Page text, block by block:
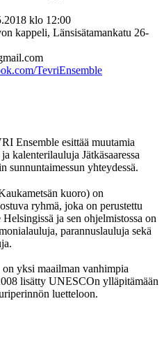
klo 12:00
kappeli, Länsisätamankatu 26-
TevriEnsemble
Ensemble esittää muutamia
kalenterilauluja Jätkäsaaressa
sunnuntaimessun yhteydessä.
kuoro) on
ryhmä, joka on perustettu
ja sen ohjelmistossa on
parannuslauluja sekä
yksi maailman vanhimpia
lisätty UNESCOn ylläpitämään
luetteloon.